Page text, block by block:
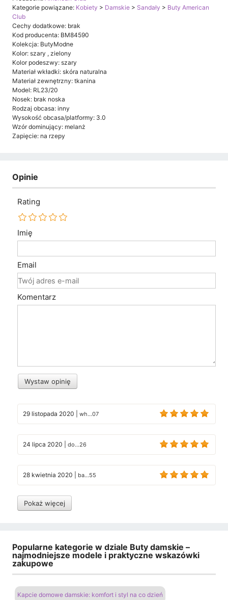
Kategorie powiązane: Kobiety > Damskie > Sandały > Buty American
Club
Cechy dodatkowe: brak
Kod producenta: BM84590
Kolekcja: ButyModne
Kolor: szary , zielony
Kolor podeszwy: szary
Materiał wkładki: skóra naturalna
Materiał zewnętrzny: tkanina
Model: RL23/20
Nosek: brak noska
Rodzaj obcasa: inny
Wysokość obcasa/platformy: 3.0
Wzór dominujący: melanż
Zapięcie: na rzepy
Opinie
Rating
Imię
Email
Komentarz
Wystaw opinię
29 listopada 2020 wh...07
24 lipca 2020 do...26
28 kwietnia 2020 ba...55
Pokaż więcej
Popularne kategorie w dziale Buty damskie –
najmodniejsze modele i praktyczne wskazówki
zakupowe
Kapcie domowe damskie: komfort i styl na co dzień